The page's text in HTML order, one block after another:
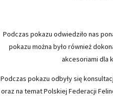
Podczas pokazu odwiedziło nas
pokazu można było również
akcesoriami dla
Podczas pokazu odbyły się
oraz na temat Polskiej Federacji